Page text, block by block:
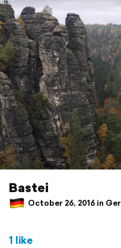
Bastei
October 26, 2016 in
1 like